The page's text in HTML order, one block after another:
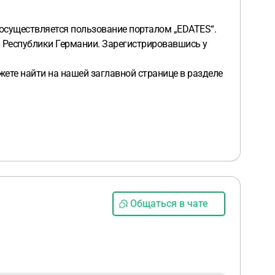
задействованных поставщиков услуг.
последующем изменении своего профиля
их в силу должны быть оформлены в
и на отказ от требования о соблюдении этой
недействительным положения будет
законом. Действие остальных положений ОУЗС
следует направить по адресу: be beauty gmbh,
должны быть указаны имя и номер
данных карты следует их
договора. Подпись здесь не нужна, Вы задали
чтобы не платить за платные услуги, они мне их
либо я не давал, они отвечают, что я ввел данные
пользование порталом „EDATES“.
Германии. Зарегистрировавшись у
найти на нашей заглавной странице в разделе
Общаться в чате